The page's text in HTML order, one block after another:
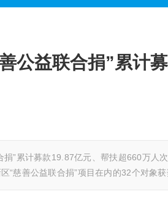
公益联合捐”累计
捐”累计募款19.87亿元、帮扶超660万人
“慈善公益联合捐”项目在内的32个对象获